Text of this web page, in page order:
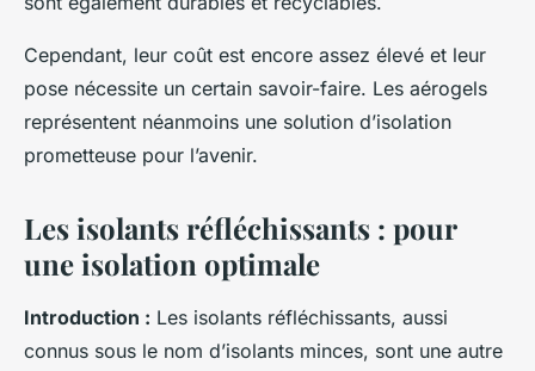
Cependant, leur coût est encore assez élevé et leur
pose nécessite un certain savoir-faire. Les aérogels
représentent néanmoins une solution d’isolation
prometteuse pour l’avenir.
Les isolants réfléchissants : pour
une isolation optimale
Introduction : Les isolants réfléchissants, aussi
connus sous le nom d’isolants minces, sont une autre